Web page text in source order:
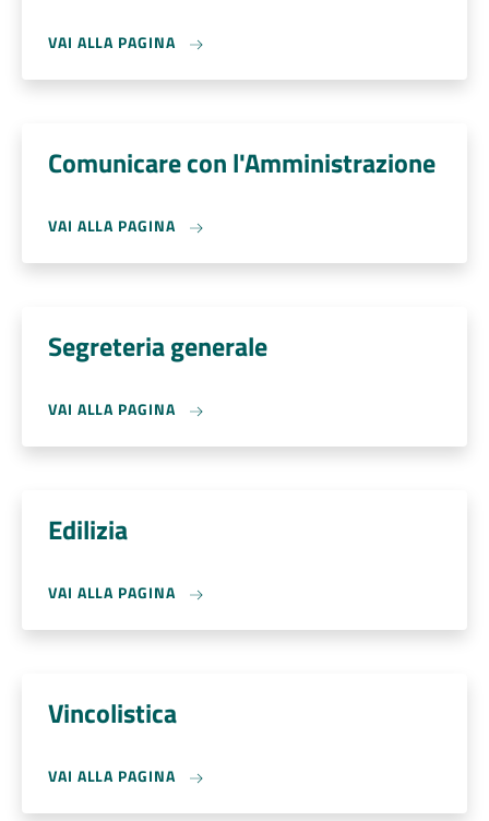
VAI ALLA PAGINA
Comunicare con l'Amministrazione
VAI ALLA PAGINA
Segreteria generale
VAI ALLA PAGINA
Edilizia
VAI ALLA PAGINA
Vincolistica
VAI ALLA PAGINA